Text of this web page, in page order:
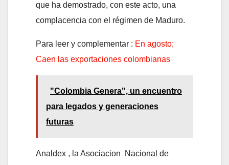
que ha demostrado, con este acto, una
complacencia con el régimen de Maduro.
Para leer y complementar : En agosto;
Caen las exportaciones colombianas
"Colombia Genera", un encuentro
para legados y generaciones
futuras
Analdex , la Asociacion Nacional de